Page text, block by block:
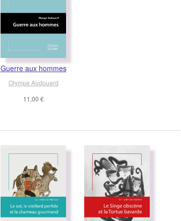
Guerre aux hommes
Olympe Audouard
11,00 €